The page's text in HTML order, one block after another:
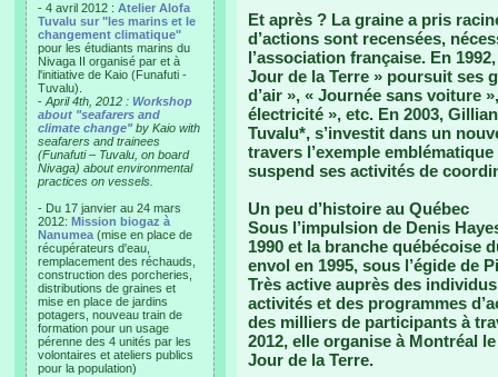
- 4 avril 2012 : Atelier Alofa
Tuvalu sur "les marins et le
changement climatique"
pour les étudiants marins du
Nivaga II organisé par et à
l'initiative de Kaio (Funafuti -
Tuvalu).
- April 4th, 2012 : Workshop
about "seafarers and
climate change"by Kaio with
seafarers and trainees
(Funafuti – Tuvalu, on board
Nivaga) about environmental
practices on vessels.
- Du 17 janvier au 24 mars
2012: Mission biogaz à
Nanumea (mise en place de
récupérateurs d'eau,
remplacement des réchauds,
construction des porcheries,
distributions de graines et
mise en place de jardins
potagers, nouveau train de
formation pour un usage
pérenne des 4 unités par les
volontaires et ateliers publics
pour la population)
Et après ? La graine a pris
d’actions sont recensées,
l’association française. En
Jour de la Terre » poursuit ses
d’air », « Journée sans voiture
électricité », etc. En 2003,
Tuvalu*, s’investit dans un
travers l’exemple
suspend ses activités de
Un peu d’histoire au Québec
Sous l’impulsion de Denis
1990 et la branche québécoise
envol en 1995, sous l’égide de
Très active auprès des
activités et des programmes
des milliers de participants à
2012, elle organise à Montréal
Jour de la Terre.